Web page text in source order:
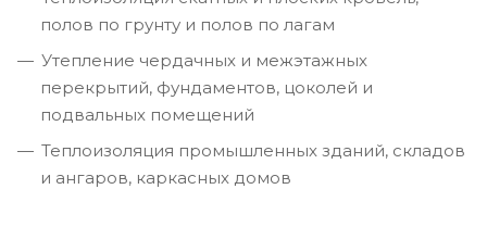
полов по грунту и полов по лагам
Утепление чердачных и межэтажных
перекрытий, фундаментов, цоколей и
подвальных помещений
Теплоизоляция промышленных зданий, складов
и ангаров, каркасных домов